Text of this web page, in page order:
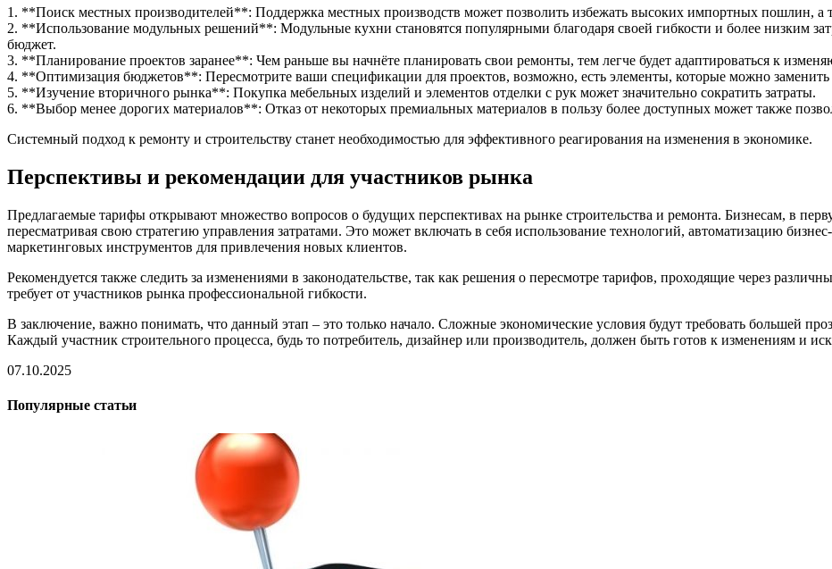
1. **Поиск местных производителей**: Поддержка местных производств может позволить избежать высоких импортных пошлин, а
2. **Использование модульных решений**: Модульные кухни становятся популярными благодаря своей гибкости и более низким
бюджет.
3. **Планирование проектов заранее**: Чем раньше вы начнёте планировать свои ремонты, тем легче будет адаптироваться к
4. **Оптимизация бюджетов**: Пересмотрите ваши спецификации для проектов, возможно, есть элементы, которые можно заменить
5. **Изучение вторичного рынка**: Покупка мебельных изделий и элементов отделки с рук может значительно сократить затраты.
6. **Выбор менее дорогих материалов**: Отказ от некоторых премиальных материалов в пользу более доступных может также
Системный подход к ремонту и строительству станет необходимостью для эффективного реагирования на изменения в экономике.
Перспективы и рекомендации для участников рынка
Предлагаемые тарифы открывают множество вопросов о будущих перспективах на рынке строительства и ремонта. Бизнесам, в
пересматривая свою стратегию управления затратами. Это может включать в себя использование технологий, автоматизацию
маркетинговых инструментов для привлечения новых клиентов.
Рекомендуется также следить за изменениями в законодательстве, так как решения о пересмотре тарифов, проходящие через
требует от участников рынка профессиональной гибкости.
В заключение, важно понимать, что данный этап – это только начало. Сложные экономические условия будут требовать большей
Каждый участник строительного процесса, будь то потребитель, дизайнер или производитель, должен быть готов к изменениям и
07.10.2025
Популярные статьи